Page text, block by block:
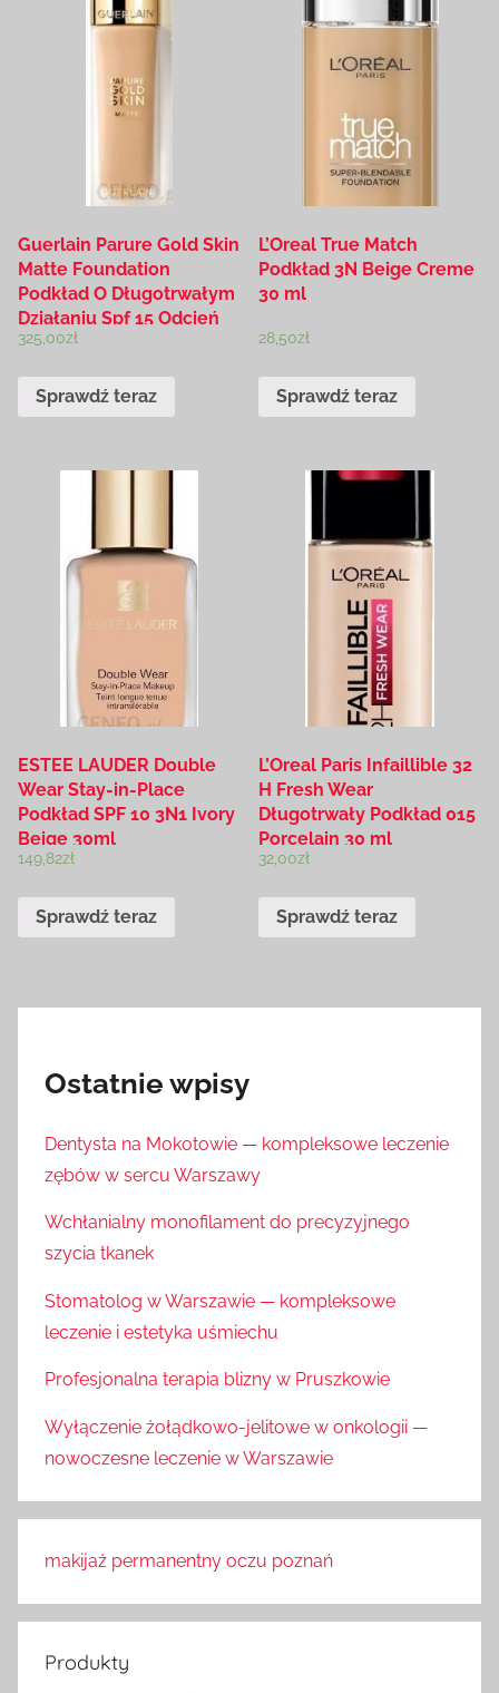
Guerlain Parure Gold Skin
Matte Foundation
Podkład O Długotrwałym
Działaniu Spf 15 Odcień
3W 35 Ml
325,00zł
Sprawdź teraz
L’Oreal True Match
Podkład 3N Beige Creme
30 ml
28,50zł
Sprawdź teraz
ESTEE LAUDER Double
Wear Stay-in-Place
Podkład SPF 10 3N1 Ivory
Beige 30ml
149,82zł
Sprawdź teraz
L’Oreal Paris Infaillible 32
H Fresh Wear
Długotrwały Podkład 015
Porcelain 30 ml
32,00zł
Sprawdź teraz
Ostatnie wpisy
Dentysta na Mokotowie — kompleksowe leczenie
zębów w sercu Warszawy
Wchłanialny monofilament do precyzyjnego
szycia tkanek
Stomatolog w Warszawie — kompleksowe
leczenie i estetyka uśmiechu
Profesjonalna terapia blizny w Pruszkowie
Wyłączenie żołądkowo-jelitowe w onkologii —
nowoczesne leczenie w Warszawie
makijaż permanentny oczu poznań
Produkty